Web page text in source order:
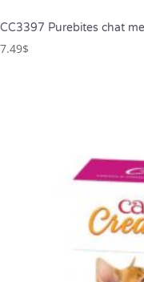
CC3397 Purebites chat
7.49$